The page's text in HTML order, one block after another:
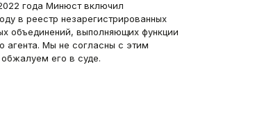
года Минюст включил
в реестр незарегистрированных
объединений, выполняющих функции
агента. Мы не согласны с этим
его в суде.